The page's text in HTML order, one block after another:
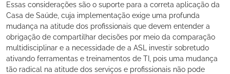
Essas considerações são o suporte para a correta aplicação da
Casa de Saúde, cuja implementação exige uma profunda
mudança na atitude dos profissionais que devem entender a
obrigação de compartilhar decisões por meio da comparação
multidisciplinar e a necessidade de a ASL investir sobretudo
ativando ferramentas e treinamentos de TI, pois uma mudança
tão radical na atitude dos serviços e profissionais não pode